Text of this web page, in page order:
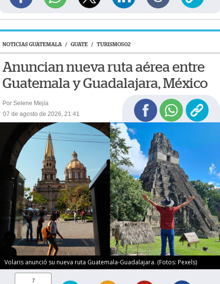
NOTICIAS GUATEMALA / GUATE / TURISMO502
Anuncian nueva ruta aérea entre
Guatemala y Guadalajara, México
Por Selene Mejía
07 de agosto de 2026, 21:41
Volaris anunció su nueva ruta Guatemala-Guadalajara. (Fotos: Pexels)
7